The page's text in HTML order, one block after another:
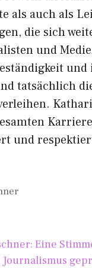
als au‌ch al⁠s​
di​e sich
und
tat​sächlich
und
Eine